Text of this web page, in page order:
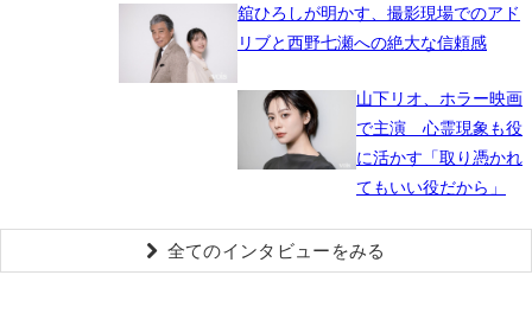
舘ひろしが明かす、撮影現場でのアド
リブと西野七瀬への絶大な信頼感
山下リオ、ホラー映画
で主演 心霊現象も役
に活かす「取り憑かれ
てもいい役だから」
全てのインタビューをみる